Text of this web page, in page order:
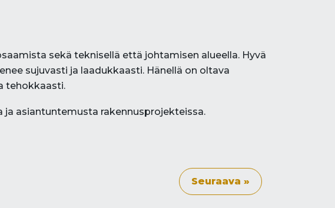
sekä teknisellä että johtamisen alueella. Hyvä
sujuvasti ja laadukkaasti. Hänellä on oltava
tehokkaasti.
asiantuntemusta rakennusprojekteissa.
Seuraava »